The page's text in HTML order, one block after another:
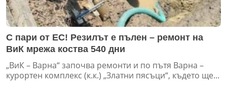
С пари от ЕС! Резилът е пълен – ремонт на
ВиК мрежа коства 540 дни
„ВиК – Варна“ започва ремонти и по пътя Варна –
курортен комплекс (к.к.) „Златни пясъци“, където ще...